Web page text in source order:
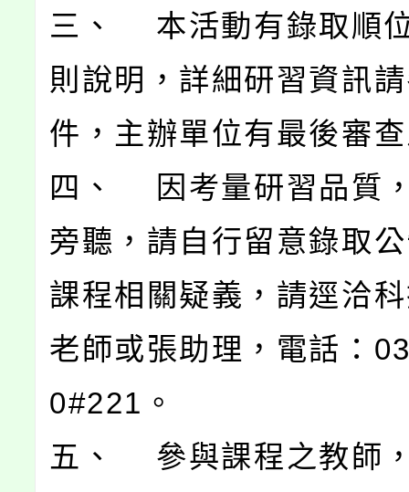
三、 本活動有錄取順
則說明，詳細研習資訊
件，主辦單位有最後審
四、 因考量研習品質
旁聽，請自行留意錄取
課程相關疑義，請逕洽
老師或張助理，電話：
0#221。
五、 參與課程之教師